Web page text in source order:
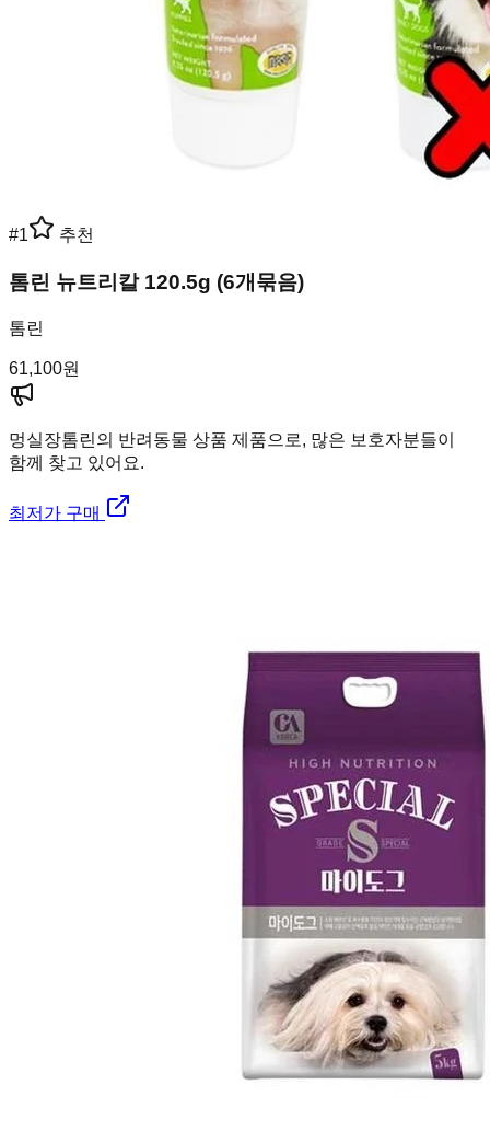
#1 추천
톰린 뉴트리칼 120.5g (6개묶음)
톰린
61,100원
멍실장톰린의 반려동물 상품 제품으로, 많은 보호자분들이
함께 찾고 있어요.
최저가 구매